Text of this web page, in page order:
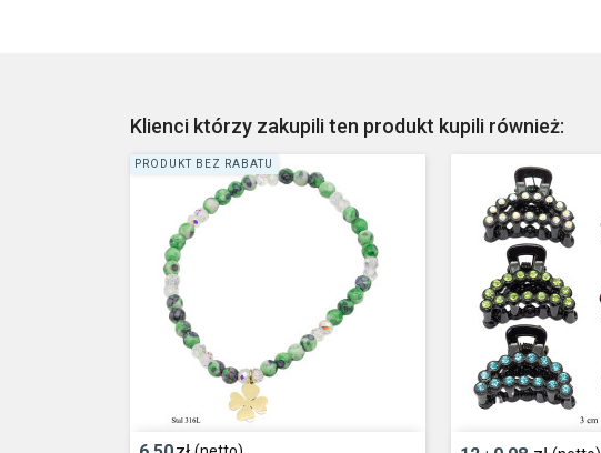
Klienci którzy zakupili ten produkt kupili również:
PRODUKT BEZ RABATU